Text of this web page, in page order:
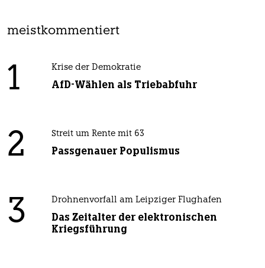
meistkommentiert
1 Krise der Demokratie
AfD-Wählen als Triebabfuhr
2 Streit um Rente mit 63
Passgenauer Populismus
3 Drohnenvorfall am Leipziger Flughafen
Das Zeitalter der elektronischen
Kriegsführung